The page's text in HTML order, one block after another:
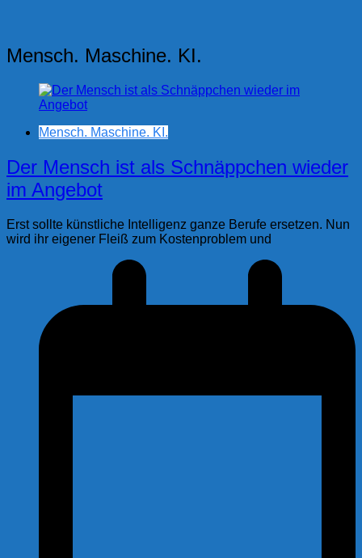
Mensch. Maschine. KI.
Mensch. Maschine. KI.
Der Mensch ist als Schnäppchen wieder
im Angebot
Erst sollte künstliche Intelligenz ganze Berufe ersetzen. Nun
wird ihr eigener Fleiß zum Kostenproblem und